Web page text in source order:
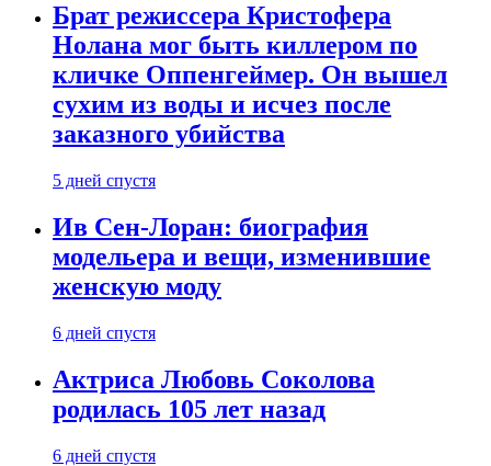
Брат режиссера Кристофера
Нолана мог быть киллером по
кличке Оппенгеймер. Он вышел
сухим из воды и исчез после
заказного убийства
5 дней спустя
Ив Сен-Лоран: биография
модельера и вещи, изменившие
женскую моду
6 дней спустя
Актриса Любовь Соколова
родилась 105 лет назад
6 дней спустя